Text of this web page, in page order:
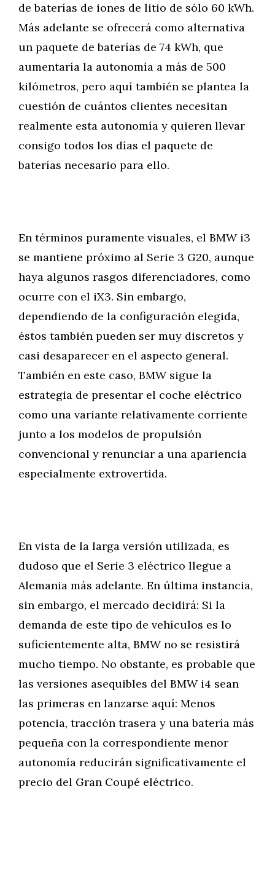
de baterías de iones de litio de sólo 60 kWh.
Más adelante se ofrecerá como alternativa
un paquete de baterías de 74 kWh, que
aumentaría la autonomía a más de 500
kilómetros, pero aquí también se plantea la
cuestión de cuántos clientes necesitan
realmente esta autonomía y quieren llevar
consigo todos los días el paquete de
baterías necesario para ello.
En términos puramente visuales, el BMW i3
se mantiene próximo al Serie 3 G20, aunque
haya algunos rasgos diferenciadores, como
ocurre con el iX3. Sin embargo,
dependiendo de la configuración elegida,
éstos también pueden ser muy discretos y
casi desaparecer en el aspecto general.
También en este caso, BMW sigue la
estrategia de presentar el coche eléctrico
como una variante relativamente corriente
junto a los modelos de propulsión
convencional y renunciar a una apariencia
especialmente extrovertida.
En vista de la larga versión utilizada, es
dudoso que el Serie 3 eléctrico llegue a
Alemania más adelante. En última instancia,
sin embargo, el mercado decidirá: Si la
demanda de este tipo de vehículos es lo
suficientemente alta, BMW no se resistirá
mucho tiempo. No obstante, es probable que
las versiones asequibles del BMW i4 sean
las primeras en lanzarse aquí: Menos
potencia, tracción trasera y una batería más
pequeña con la correspondiente menor
autonomía reducirán significativamente el
precio del Gran Coupé eléctrico.